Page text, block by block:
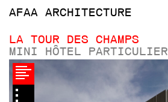
AFAA ARCHITECTURE
LA TOUR DES CHAMPS
MINI HÔTEL PARTICULIER